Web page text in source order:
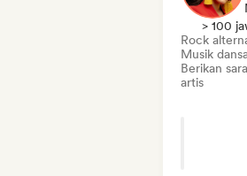
> 100
Rock
Musik
Berikan
artis